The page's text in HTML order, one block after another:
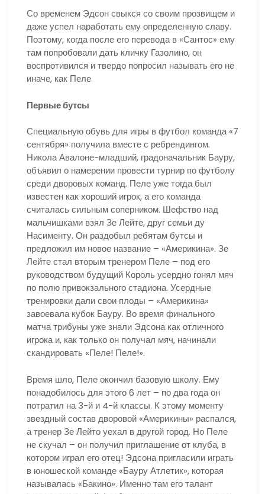
Со временем Эдсон свыкся со своим прозвищем и
даже успел наработать ему определенную славу.
Поэтому, когда после его перевода в «Сантос» ему
там попробовали дать кличку Газолино, он
воспротивился и твердо попросил называть его не
иначе, как Пеле.
Первые бутсы
Специальную обувь для игры в футбол команда «7
сентября» получила вместе с ребрендингом.
Никола Авалоне-младший, градоначальник Бауру,
объявил о намерении провести турнир по футболу
среди дворовых команд. Пеле уже тогда был
известен как хороший игрок, а его команда
считалась сильным соперником. Шефство над
мальчишками взял Зе Лейте, друг семьи ду
Насименту. Он раздобыл ребятам бутсы и
предложил им новое название – «Америкина». Зе
Лейте стал вторым тренером Пеле – под его
руководством будущий Король усердно гонял мяч
по полю привокзального стадиона. Усердные
тренировки дали свои плоды – «Америкина»
завоевала кубок Бауру. Во время финального
матча трибуны уже знали Эдсона как отличного
игрока и, как только он получал мяч, начинали
скандировать «Пеле! Пеле!».
Время шло, Пеле окончил базовую школу. Ему
понадобилось для этого 6 лет – по два года он
потратил на 3-й и 4-й классы. К этому моменту
звездный состав дворовой «Америкины» распался,
а тренер Зе Лейто уехал в другой город. Но Пеле
не скучал – он получил приглашение от клуба, в
котором играл его отец! Эдсона пригласили играть
в юношеской команде «Бауру Атлетик», которая
называлась «Бакино». Именно там его талант